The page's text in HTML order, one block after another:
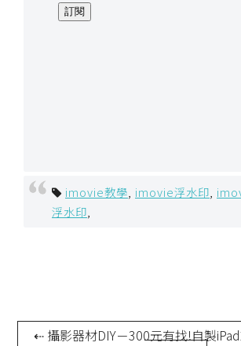
imovie教學, imovie浮水印,
浮水印,
⇠ 攝影器材DIY－300元有找!自製